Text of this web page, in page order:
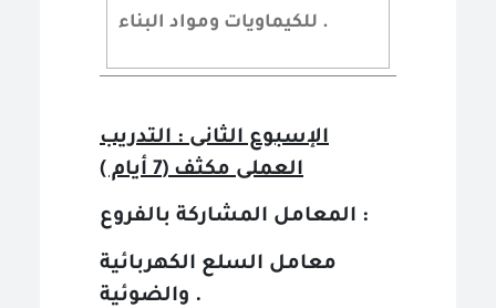
للكيماويات ومواد البناء .
الإسبوع الثانى : التدريب
العملى مكثف (7 أيام )
المعامل المشاركة بالفروع :
معامل السلع الكهربائية
والضوئية .